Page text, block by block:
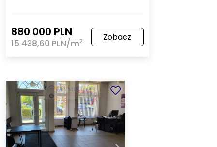
880 000 PLN
15 438,60 PLN/m2 Zobacz